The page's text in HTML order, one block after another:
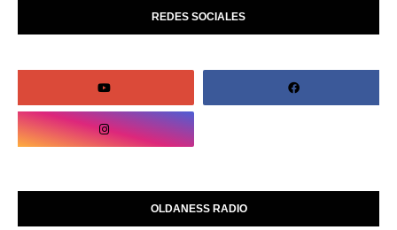
REDES SOCIALES
OLDANESS RADIO